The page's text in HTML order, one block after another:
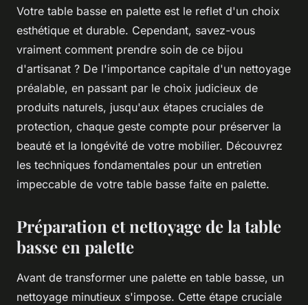
Votre table basse en palette est le reflet d'un choix
esthétique et durable. Cependant, savez-vous
vraiment comment prendre soin de ce bijou
d'artisanat ? De l'importance capitale d'un nettoyage
préalable, en passant par le choix judicieux de
produits naturels, jusqu'aux étapes cruciales de
protection, chaque geste compte pour préserver la
beauté et la longévité de votre mobilier. Découvrez
les techniques fondamentales pour un entretien
impeccable de votre table basse faite en palette.
Préparation et nettoyage de la table
basse en palette
Avant de transformer une palette en table basse, un
nettoyage minutieux s'impose. Cette étape cruciale